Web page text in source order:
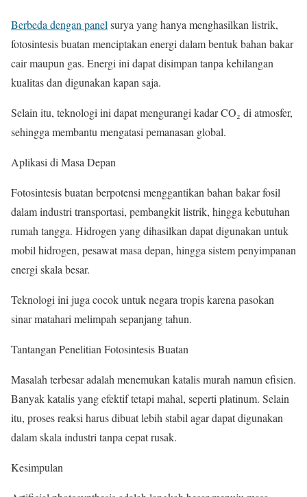
Berbeda dengan panelsurya yang hanya menghasilkan listrik,
fotosintesis buatan menciptakan energi dalam bentuk bahan bakar
cair maupun gas. Energi ini dapat disimpan tanpa kehilangan
kualitas dan digunakan kapan saja.
Selain itu, teknologi ini dapat mengurangi kadar CO₂ di atmosfer,
sehingga membantu mengatasi pemanasan global.
Aplikasi di Masa Depan
Fotosintesis buatan berpotensi menggantikan bahan bakar fosil
dalam industri transportasi, pembangkit listrik, hingga kebutuhan
rumah tangga. Hidrogen yang dihasilkan dapat digunakan untuk
mobil hidrogen, pesawat masa depan, hingga sistem penyimpanan
energi skala besar.
Teknologi ini juga cocok untuk negara tropis karena pasokan
sinar matahari melimpah sepanjang tahun.
Tantangan Penelitian Fotosintesis Buatan
Masalah terbesar adalah menemukan katalis murah namun efisien.
Banyak katalis yang efektif tetapi mahal, seperti platinum. Selain
itu, proses reaksi harus dibuat lebih stabil agar dapat digunakan
dalam skala industri tanpa cepat rusak.
Kesimpulan